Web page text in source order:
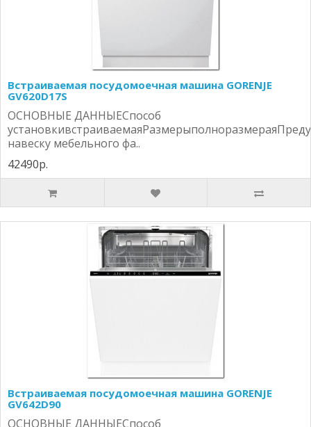
Встраиваемая посудомоечная машина GORENJE
GV620D17S
ОСНОВНЫЕ ДАННЫЕСпособ
навеску мебельного фа..
42490р.
Встраиваемая посудомоечная машина GORENJE
GV642D90
ОСНОВНЫЕ ДАННЫЕСпособ